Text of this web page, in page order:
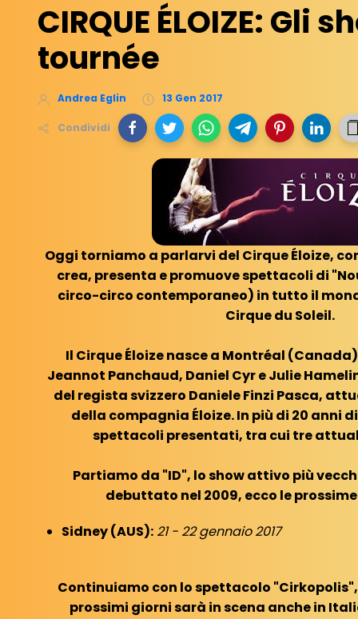
CIRQUE ÉLOIZE: Gli
tournée
Andrea Eglin 13 Gen 2017
Condividi
Oggi torniamo a parlarvi del Cirque Éloize,
crea, presenta e promuove spettacoli di
circo-circo contemporaneo) in tutto il
Cirque du Soleil.
Il Cirque Éloize nasce a Montréal
Jeannot Panchaud, Daniel Cyr e Julie
del regista svizzero Daniele Finzi Pasca,
della compagnia Éloize. In più di 20 anni
spettacoli presentati, tra cui tre
Partiamo da "ID", lo show attivo più
debuttato nel 2009, ecco le
Sidney (AUS): 21 - 22 gennaio 2017
Continuiamo con lo spettacolo "Cirkopolis",
prossimi giorni sarà in scena anche in